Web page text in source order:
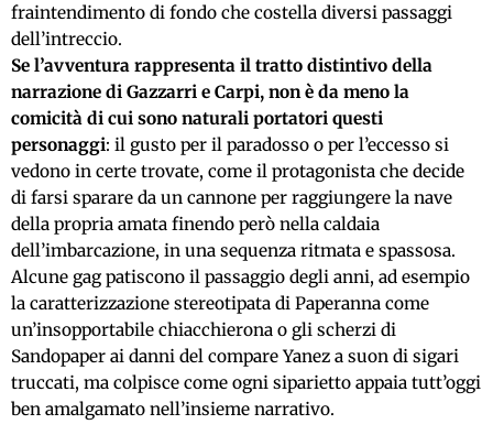
fraintendimento di fondo che costella diversi passaggi
dell’intreccio.
Se l’avventura rappresenta il tratto distintivo della
narrazione di Gazzarri e Carpi, non è da meno la
comicità di cui sono naturali portatori questi
personaggi: il gusto per il paradosso o per l’eccesso si
vedono in certe trovate, come il protagonista che decide
di farsi sparare da un cannone per raggiungere la nave
della propria amata finendo però nella caldaia
dell’imbarcazione, in una sequenza ritmata e spassosa.
Alcune gag patiscono il passaggio degli anni, ad esempio
la caratterizzazione stereotipata di Paperanna come
un’insopportabile chiacchierona o gli scherzi di
Sandopaper ai danni del compare Yanez a suon di sigari
truccati, ma colpisce come ogni siparietto appaia tutt’oggi
ben amalgamato nell’insieme narrativo.